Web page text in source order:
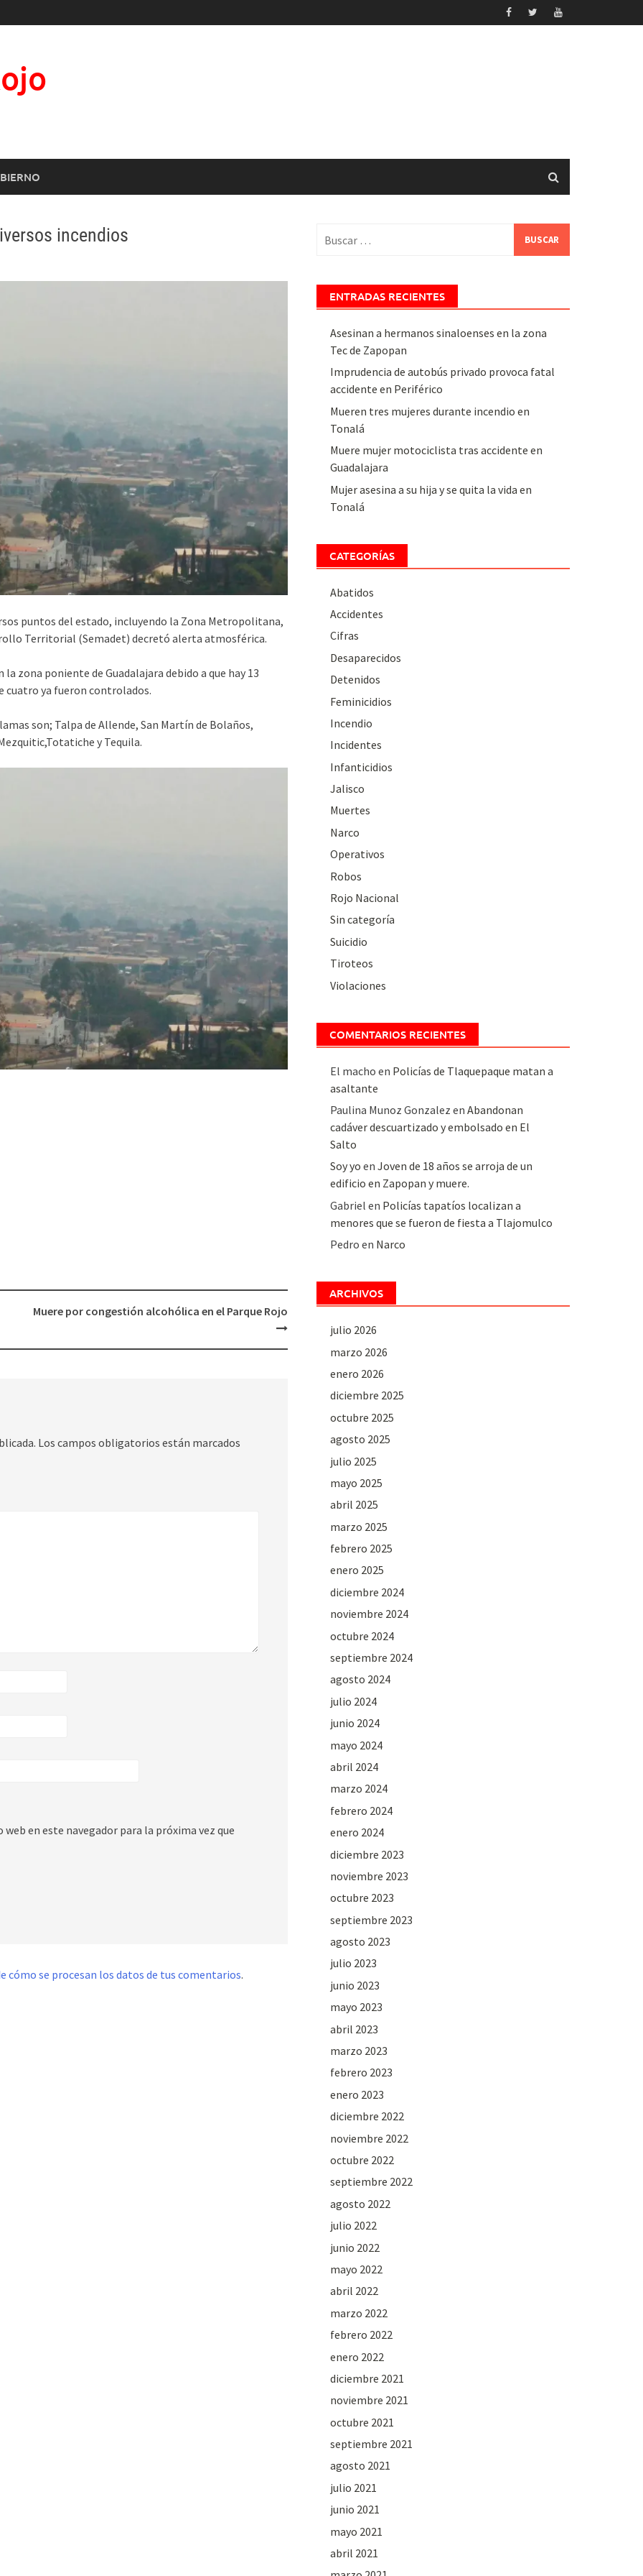
incendios
puntos del estado, incluyendo la Zona Metropolitana,
Territorial (Semadet) decretó alerta atmosférica.
zona poniente de Guadalajara debido a que hay 13
cuatro ya fueron controlados.
son; Talpa de Allende, San Martín de Bolaños,
y Tequila.
Muere por congestión alcohólica en el Parque Rojo
Los campos obligatorios están marcados
en este navegador para la próxima vez que
cómo se procesan los datos de tus comentarios.
ENTRADAS RECIENTES
Asesinan a hermanos sinaloenses en la zona
Tec de Zapopan
Imprudencia de autobús privado provoca fatal
accidente en Periférico
Mueren tres mujeres durante incendio en
Tonalá
Muere mujer motociclista tras accidente en
Guadalajara
Mujer asesina a su hija y se quita la vida en
Tonalá
CATEGORÍAS
Abatidos
Accidentes
Cifras
Desaparecidos
Detenidos
Feminicidios
Incendio
Incidentes
Infanticidios
Jalisco
Muertes
Narco
Operativos
Robos
Rojo Nacional
Sin categoría
Suicidio
Tiroteos
Violaciones
COMENTARIOS RECIENTES
El macho en Policías de Tlaquepaque matan a
asaltante
Paulina Munoz Gonzalez en Abandonan
cadáver descuartizado y embolsado en El
Salto
Soy yo en Joven de 18 años se arroja de un
edificio en Zapopan y muere.
Gabriel en Policías tapatíos localizan a
menores que se fueron de fiesta a Tlajomulco
Pedro en Narco
ARCHIVOS
julio 2026
marzo 2026
enero 2026
diciembre 2025
octubre 2025
agosto 2025
julio 2025
mayo 2025
abril 2025
marzo 2025
febrero 2025
enero 2025
diciembre 2024
noviembre 2024
octubre 2024
septiembre 2024
agosto 2024
julio 2024
junio 2024
mayo 2024
abril 2024
marzo 2024
febrero 2024
enero 2024
diciembre 2023
noviembre 2023
octubre 2023
septiembre 2023
agosto 2023
julio 2023
junio 2023
mayo 2023
abril 2023
marzo 2023
febrero 2023
enero 2023
diciembre 2022
noviembre 2022
octubre 2022
septiembre 2022
agosto 2022
julio 2022
junio 2022
mayo 2022
abril 2022
marzo 2022
febrero 2022
enero 2022
diciembre 2021
noviembre 2021
octubre 2021
septiembre 2021
agosto 2021
julio 2021
junio 2021
mayo 2021
abril 2021